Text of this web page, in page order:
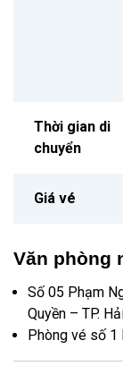
Thời gian di
chuyển
Giá vé
Văn phòng
Số 05 Phạm
Quyền – TP.
Phòng vé số 1